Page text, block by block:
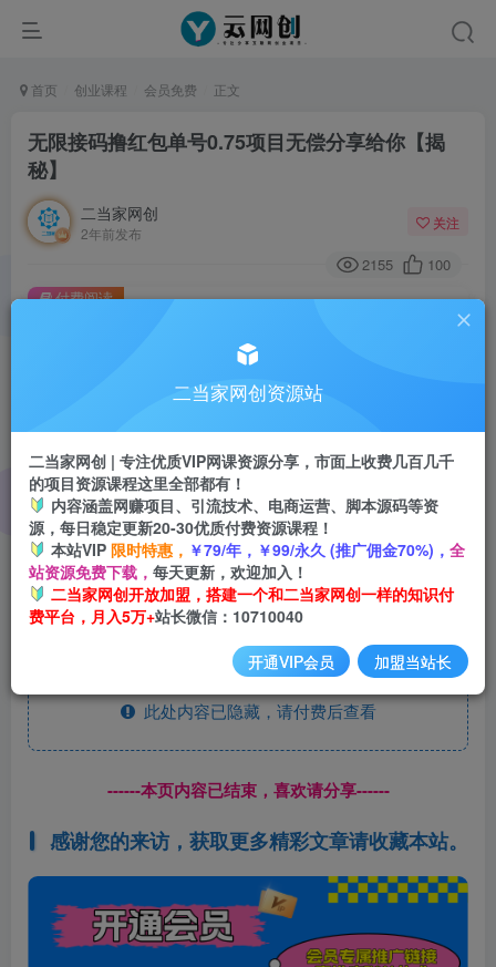
首页 创业课程 会员免费 正文
无限接码撸红包单号0.75项目无偿分享给你【揭
秘】
二当家网创
2年前发布
关注
2155 100
此内容为付费阅读，请付费后查看
9.9
付费阅读
无限接码撸红包单号0.75项目无偿分享给你【揭秘】
此处内容已隐藏，请付费后查看
------本页内容已结束，喜欢请分享------
感谢您的来访，获取更多精彩文章请收藏本站。
二当家网创资源站
二当家网创 | 专注优质VIP网课资源分享，市面上收费几百几千
的项目资源课程这里全部都有！
内容涵盖网赚项目、引流技术、电商运营、脚本源码等资
源，每日稳定更新20-30优质付费资源课程！
本站VIP 限时特惠， ￥79/年，￥99/永久 (推广佣金70%)， 全
站资源免费下载， 每天更新，欢迎加入！
二当家网创开放加盟，搭建一个和二当家网创一样的知识付
费平台，月入5万+站长微信：10710040
开通VIP会员 加盟当站长